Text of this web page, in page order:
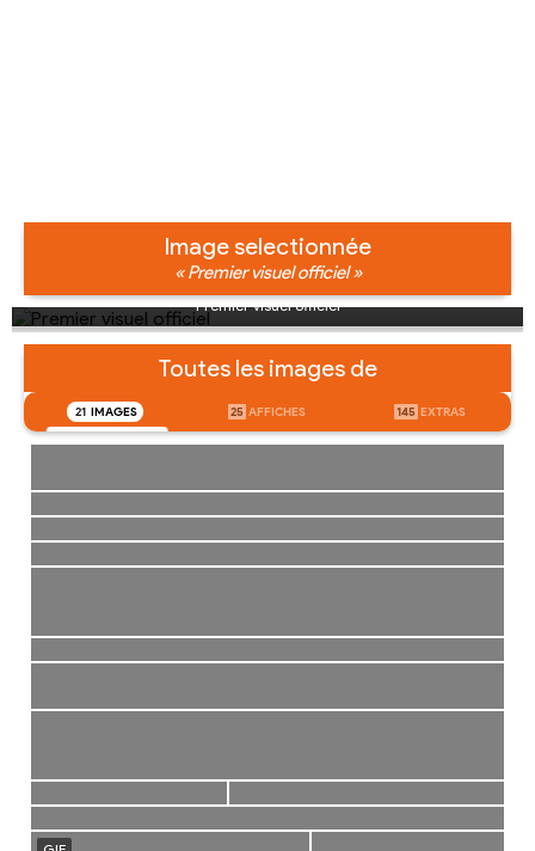
Image selectionnée
« Premier visuel officiel »
Premier visuel officiel
Toutes les images de
21 IMAGES 25 AFFICHES 145 EXTRAS